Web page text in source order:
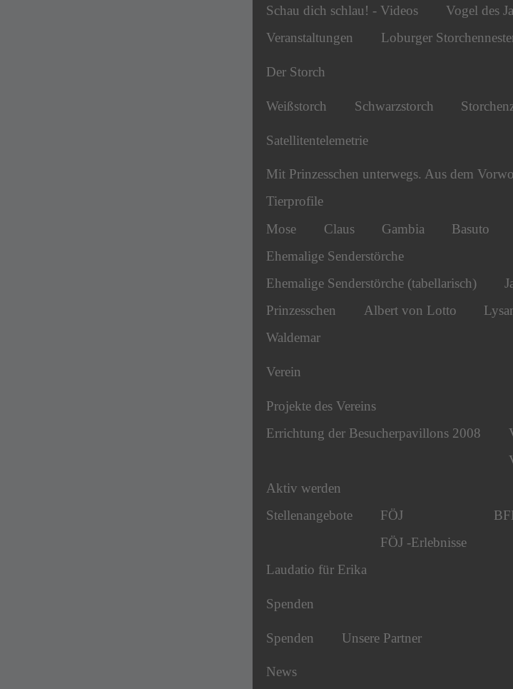
Schau dich schlau! - Videos
Vogel des
Veranstaltungen
Loburger
Der Storch
Weißstorch Schwarzstorch
Satellitentelemetrie
Mit Prinzesschen unterwegs. Aus dem
Tierprofile
Mose
Claus Gambia Basuto
Ehemalige Senderstörche
Ehemalige Senderstörche (tabellarisch)
Prinzesschen
Albert von Lotto
Waldemar
Verein
Projekte des Vereins
Errichtung der Besucherpavillons 2008
Aktiv werden
Stellenangebote
FÖJ
FÖJ -Erlebnisse
Laudatio für Erika
Spenden
Spenden Unsere Partner
News